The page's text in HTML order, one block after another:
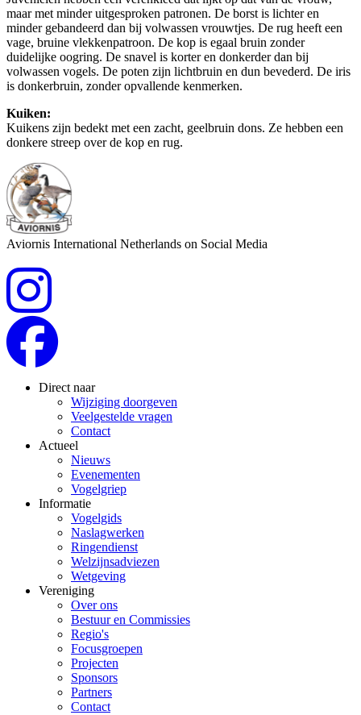
maar met minder uitgesproken patronen. De borst is lichter en
minder gebandeerd dan bij volwassen vrouwtjes. De rug heeft een
vage, bruine vlekkenpatroon. De kop is egaal bruin zonder
duidelijke oogring. De snavel is korter en donkerder dan bij
volwassen vogels. De poten zijn lichtbruin en dun bevederd. De iris
is donkerbruin, zonder opvallende kenmerken.
Kuiken:
Kuikens zijn bedekt met een zacht, geelbruin dons. Ze hebben een
donkere streep over de kop en rug.
Aviornis International Netherlands on Social Media
Direct naar
Wijziging doorgeven
Veelgestelde vragen
Contact
Actueel
Nieuws
Evenementen
Vogelgriep
Informatie
Vogelgids
Naslagwerken
Ringendienst
Welzijnsadviezen
Wetgeving
Vereniging
Over ons
Bestuur en Commissies
Regio's
Focusgroepen
Projecten
Sponsors
Partners
Contact